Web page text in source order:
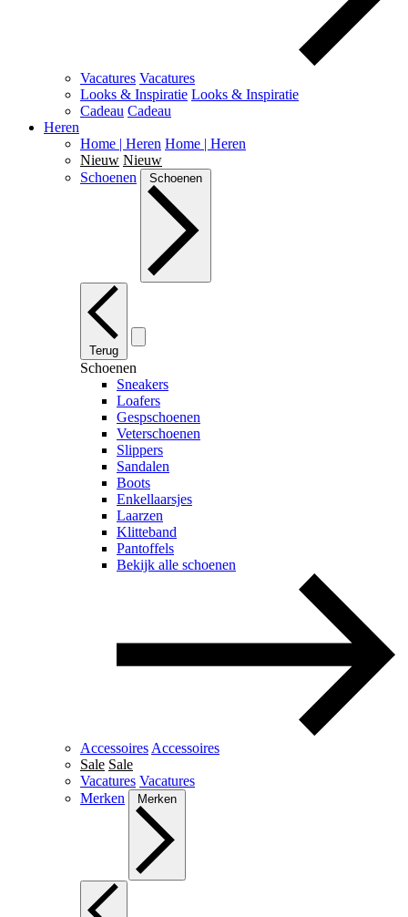
Vacatures Vacatures
Looks & Inspiratie Looks & Inspiratie
Cadeau Cadeau
Heren
Home | Heren Home | Heren
Nieuw Nieuw
Schoenen
Schoenen
Terug
Schoenen
Sneakers
Loafers
Gespschoenen
Veterschoenen
Slippers
Sandalen
Boots
Enkellaarsjes
Laarzen
Klitteband
Pantoffels
Bekijk alle schoenen
Accessoires Accessoires
Sale Sale
Vacatures Vacatures
Merken
Merken